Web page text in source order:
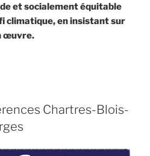
et socialement équitable
climatique, en insistant sur
œuvre.
»
Chartres-Blois-